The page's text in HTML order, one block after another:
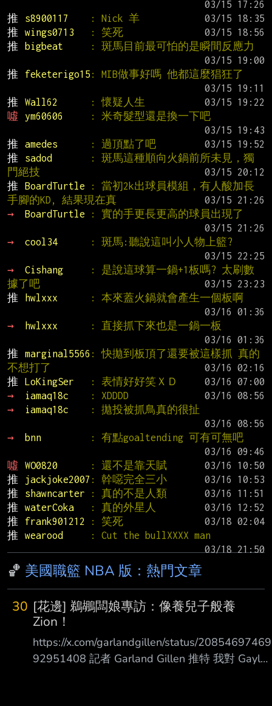
推
s8900117 : Nick 羊
推
wings0713 : 笑死
推
bigbeat
: 斑馬目前最可怕的是瞬間反應力
推
feketerigo15 : MIB做事好嗎 他都這麼猖狂了
推
Wall62 : 懷疑人生
噓
ym60606
: 米奇髮型還是換一下吧
推
amedes : 過頂點了吧
推
sadod
: 斑馬這種順向火鍋前所未見，獨
門絕技
推
BoardTurtle
: 當初2k出球員模組，有人酸加長
手腳的KD, 結果現在真
→
BoardTurtle
: 實的手更長更高的球員出現了
→
cool34
: 斑馬:聽說這叫小人物上籃?
→
Cishang
: 是說這球算一鍋+1板嗎? 太刷數
據了吧
推
hwlxxx
: 本來蓋火鍋就會產生一個板啊
→
hwlxxx
: 直接抓下來也是一鍋一板
推
marginal5566 : 快拋到板頂了還要被這樣抓 真的
不想打了
推
LoKingSer : 表情好好笑ＸＤ
→
iamaq18c : XDDDD
→
iamaq18c
: 拋投被抓鳥真的很扯
→
bnn
: 有點goaltending 可有可無吧
噓
WO0820 : 還不是靠天賦
推
jackjoke2007 : 幹噁完全三小
推
shawncarter : 真的不是人類
推
waterCoka : 真的外星人
推
frank901212 : 笑死
推
wearood
: Cut the bullXXXX man
🏀 美國職籃 NBA 版：熱門文章
30 [花邊] 鵜鶘闆娘專訪：像養兒子般養
Zion！
https://x.com/garlandgillen/status/20854697469
92951408 記者 Garland Gillen 推特 我對 Gayle